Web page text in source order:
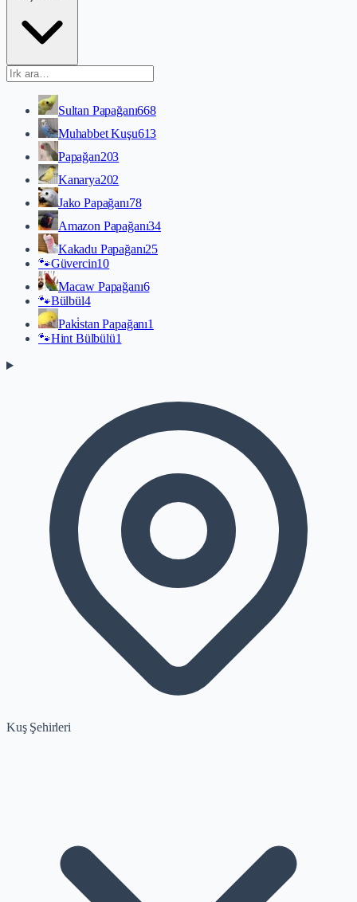
Sultan Papağanı668
Muhabbet Kuşu613
Papağan203
Kanarya202
Jako Papağanı78
Amazon Papağanı34
Kakadu Papağanı25
🐾Güvercin10
Macaw Papağanı6
🐾Bülbül4
Paki̇stan Papağanı1
🐾Hint Bülbülü1
Kuş Şehirleri